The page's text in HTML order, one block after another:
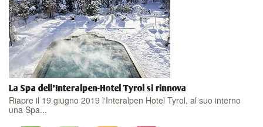
La Spa dell'Interalpen-Hotel Tyrol si rinnova
Riapre il 19 giugno 2019 l‘Interalpen Hotel Tyrol, al suo interno
una Spa...